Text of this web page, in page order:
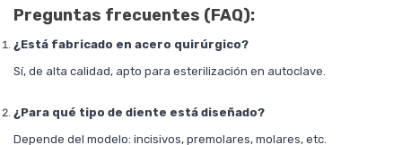
Preguntas frecuentes (FAQ):
¿Está fabricado en acero quirúrgico?
Sí, de alta calidad, apto para esterilización en autoclave.
¿Para qué tipo de diente está diseñado?
Depende del modelo: incisivos, premolares, molares, etc.